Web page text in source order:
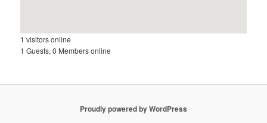
1 visitors online
1 Guests, 0 Members online
Proudly powered by WordPress